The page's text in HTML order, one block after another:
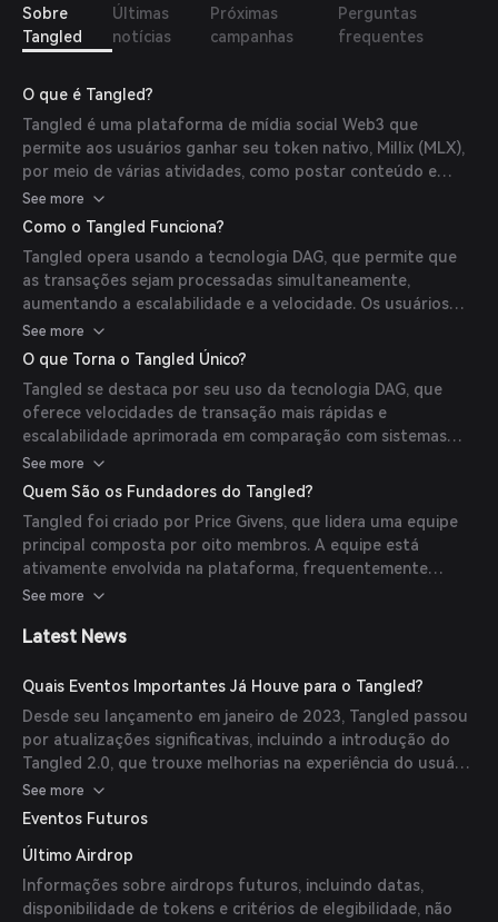
Sobre
Tangled
Últimas
notícias
Próximas
campanhas
Perguntas
frequentes
O que é Tangled?
Tangled é uma plataforma de mídia social Web3 que
permite aos usuários ganhar seu token nativo, Millix (MLX),
por meio de várias atividades, como postar conteúdo e
operar um nó. Ao contrário das plataformas tradicionais de
mídia social, Tangled utiliza a tecnologia Directed Acyclic
Graph (DAG) em vez de blockchain, possibilitando
velocidades de transação mais rápidas e escalabilidade. A
plataforma foi lançada em janeiro de 2023 e tem evoluído
rapidamente para oferecer múltiplas oportunidades de
ganho aos seus usuários.
See more
Como o Tangled Funciona?
Tangled opera usando a tecnologia DAG, que permite que
as transações sejam processadas simultaneamente,
aumentando a escalabilidade e a velocidade. Os usuários
podem ganhar tokens MLX ao participarem de atividades
como postar conteúdo, operar um nó Tangled, participar do
Tangled Search e interagir com o Tangled Social. A
plataforma é projetada para ser amigável, não exigindo
conhecimento prévio de criptomoedas ou expertise técnica
para participar e se beneficiar de seus recursos.
See more
O que Torna o Tangled Único?
Tangled se destaca por seu uso da tecnologia DAG, que
oferece velocidades de transação mais rápidas e
escalabilidade aprimorada em comparação com sistemas
tradicionais de blockchain. A plataforma proporciona
múltiplas formas para os usuários ganharem tokens MLX,
incluindo operar um nó, interagir com conteúdo social e
participar da busca descentralizada. Além disso, a
integração de diversas funcionalidades de ganho em uma
única plataforma cria um ecossistema abrangente para os
usuários.
See more
Quem São os Fundadores do Tangled?
Tangled foi criado por Price Givens, que lidera uma equipe
principal composta por oito membros. A equipe está
ativamente envolvida na plataforma, frequentemente
interagindo com a comunidade para fornecer suporte e
campos, contribuindo para o desenvolvimento contínuo e a
See more
Latest News
Quais Eventos Importantes Já Houve para o Tangled?
Desde seu lançamento em janeiro de 2023, Tangled passou
por atualizações significativas, incluindo a introdução do
Tangled 2.0, que trouxe melhorias na experiência do usuário
e nas oportunidades de ganho. A plataforma também
ampliou suas funcionalidades para incluir o Tangled Search
do usuário.
See more
Eventos Futuros
Último Airdrop
Informações sobre airdrops futuros, incluindo datas,
disponibilidade de tokens e critérios de elegibilidade, não